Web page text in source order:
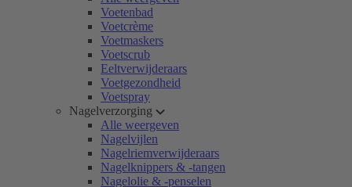
Voetenbad
Voetcrème
Voetmaskers
Voetscrub
Eeltverwijderaars
Voetgezondheid
Voetspray
Nagelverzorging
Alle weergeven
Nagelvijlen
Nagelriemverwijderaars
Nagelknippers & -tangen
Nagelolie & -penselen